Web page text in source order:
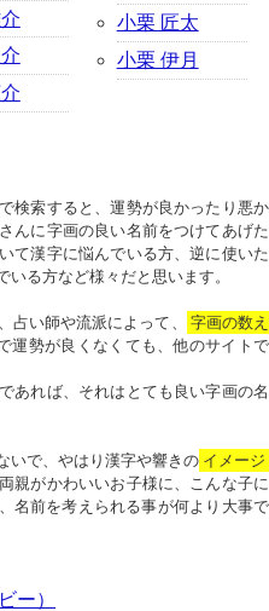
小栗 匠太
小栗 伊月
検索すると、運勢が良かったり悪か
んに字画の良い名前をつけてあげた
て漢字に悩んでいる方、逆に使いた
る方など様々だと思います。
占い師や流派によって、
字画の数え
運勢が良くなくても、他のサイトで
あれば、それはとても良い字画の名
いで、やはり漢字や響きの イメージ
親がかわいいお子様に、こんな子に
名前を考えられる事が何より大事で
ー）